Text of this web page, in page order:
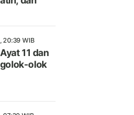
20:39 WIB
11 dan
olok